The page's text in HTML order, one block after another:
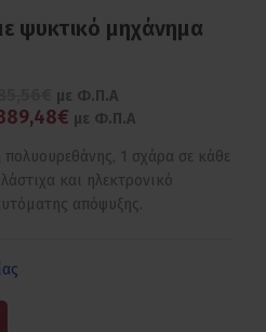
ψυκτικό μηχάνημα
με Φ.Π.Α
με Φ.Π.Α
1 σχάρα σε κάθε
και ηλεκτρονικό
απόψυξης.